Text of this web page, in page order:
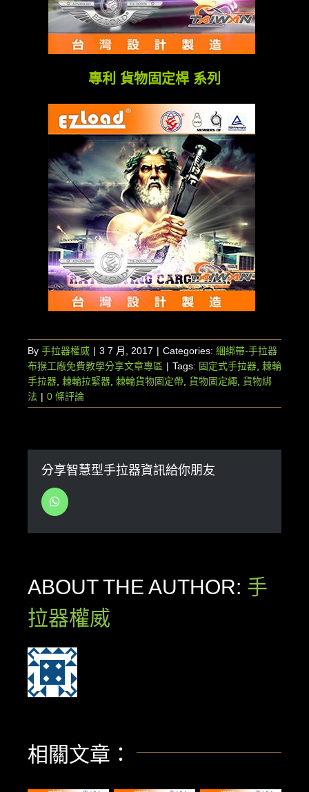
專利 貨物固定桿 系列
By 手拉器權威 | 3 7 月, 2017 | Categories: 綑綁帶-手拉器
布猴工廠免費教學分享文章專區 | Tags: 固定式手拉器 棘輪
手拉器 棘輪拉緊器 棘輪貨物固定帶 貨物固定繩
貨物綁
法 | 0 條評論
分享智慧型手拉器資訊給你朋友
WhatsApp
ABOUT THE AUTHOR: 手
拉器權威
相關文章：